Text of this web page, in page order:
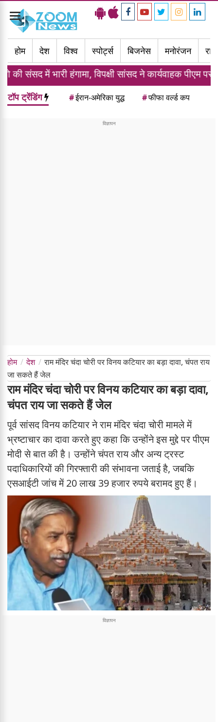
Toggle
navigation
होम
देश विश्व स्पोर्ट्स बिजनेस मनोरंजन
हंगामा, विपक्षी सांसद ने कार्यवाहक पीएम पर फेंके अंडे
टॉप ट्रेंडिंग #ईरान-अमेरिका युद्ध #फीफा वर्ल्ड कप
होम देश
राम मंदिर चंदा चोरी पर विनय कटियार का बड़ा दावा, चंपत राय
जा सकते हैं जेल
राम मंदिर चंदा चोरी पर विनय कटियार का बड़ा दावा,
चंपत राय जा सकते हैं जेल
पूर्व सांसद विनय कटियार ने राम मंदिर चंदा चोरी मामले में
भ्रष्टाचार का दावा करते हुए कहा कि उन्होंने इस मुद्दे पर पीएम
मोदी से बात की है। उन्होंने चंपत राय और अन्य ट्रस्ट
पदाधिकारियों की गिरफ्तारी की संभावना जताई है, जबकि
एसआईटी जांच में 20 लाख 39 हजार रुपये बरामद हुए हैं।